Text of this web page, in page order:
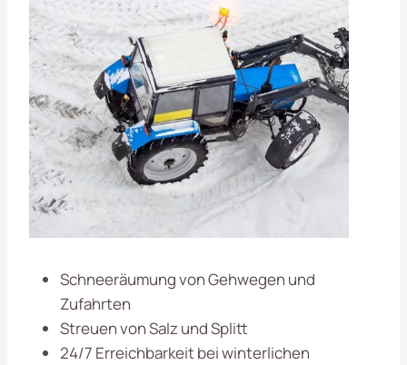
Schneeräumung von Gehwegen und
Zufahrten
Streuen von Salz und Splitt
24/7 Erreichbarkeit bei winterlichen